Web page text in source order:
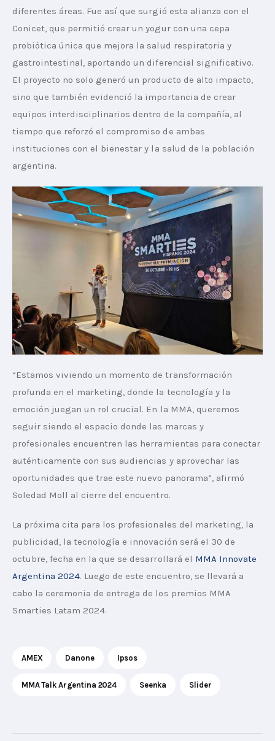
diferentes áreas. Fue así que surgió esta alianza con el
Conicet, que permitió crear un yogur con una cepa
probiótica única que mejora la salud respiratoria y
gastrointestinal, aportando un diferencial significativo.
El proyecto no solo generó un producto de alto impacto,
sino que también evidenció la importancia de crear
equipos interdisciplinarios dentro de la compañía, al
tiempo que reforzó el compromiso de ambas
instituciones con el bienestar y la salud de la población
argentina.
“Estamos viviendo un momento de transformación
profunda en el marketing, donde la tecnología y la
emoción juegan un rol crucial. En la MMA, queremos
seguir siendo el espacio donde las marcas y
profesionales encuentren las herramientas para conectar
auténticamente con sus audiencias y aprovechar las
oportunidades que trae este nuevo panorama”, afirmó
Soledad Moll al cierre del encuentro.
La próxima cita para los profesionales del marketing, la
publicidad, la tecnología e innovación será el 30 de
octubre, fecha en la que se desarrollará el MMA Innovate
Argentina 2024. Luego de este encuentro, se llevará a
cabo la ceremonia de entrega de los premios MMA
Smarties Latam 2024.
AMEX Danone Ipsos
MMA Talk Argentina 2024 Seenka Slider